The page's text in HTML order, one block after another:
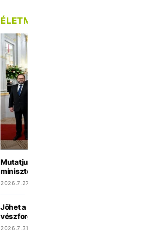
ÉLETMÓD
Mutatjuk, te Magyar Péter kormányából
miniszter lennél a horoszkópod alapján
2026.7.27 15:44
Jöhet a háromórás áramszünet? Így
vészforgatókönyv Magyarországon
2026.7.31 15:27